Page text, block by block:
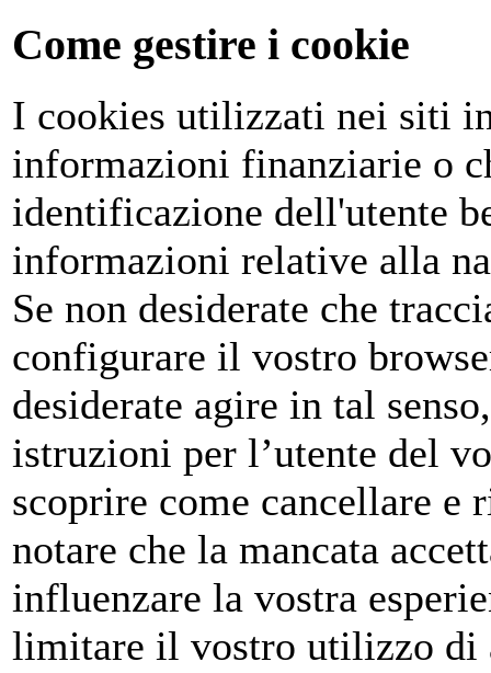
Come gestire i cookie
I cookies utilizzati nei siti
informazioni finanziarie o
identificazione dell'utente
informazioni relative alla
Se non desiderate che
configurare il vostro
desiderate agire in tal
istruzioni per l’utente del
scoprire come cancellare
notare che la mancata
influenzare la vostra
limitare il vostro utilizzo di